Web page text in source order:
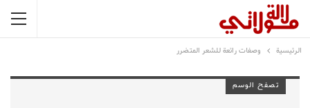
الرئيسية وصفات رائعة للشعر المتضرر
تصفح الوسم